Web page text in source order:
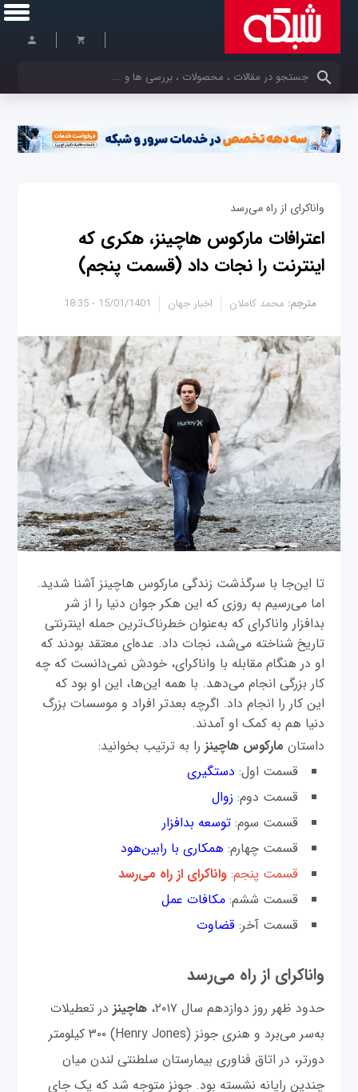
کلمات کلیدی خود را وارد کنید
واناکرای از راه می‌رسد
اعترافات مارکوس هاچینز، هکری که
اینترنت را نجات داد (قسمت پنجم)
15/01/1401 - 18:35 مترجم: محمد کاملان اخبار جهان
تا این‌جا با سرگذشت زندگی مارکوس هاچینز آشنا شدید.
اما می‌رسیم به روزی که این هکر جوان دنیا را از شر
بدافزار واناکرای که به‌عنوان خطرناک‌ترین حمله اینترنتی
تاریخ شناخته می‌شد، نجات داد. عده‌ای معتقد بودند که
او در هنگام مقابله با واناکرای، خودش نمی‌دانست که چه
کار بزرگی انجام می‌دهد. با همه این‌ها، این او بود که
این کار را انجام داد. اگرچه بعدتر افراد و موسسات بزرگ
دنیا هم به کمک او آمدند.
داستان مارکوس هاچینز را به ترتیب بخوانید:
قسمت اول: دستگیری
قسمت دوم: زوال
قسمت سوم: توسعه بدافزار
قسمت چهارم: همکاری با رابین‌هود
قسمت پنجم:واناکرای از راه می‌رسد
قسمت ششم:مکافات عمل
قسمت آخر: قضاوت
واناکرای از راه می‌رسد
حدود ظهر روز دوازدهم سال ۲۰۱۷، هاچینز در تعطیلات
به‌‌سر می‌برد و هنری جونز (Henry Jones) ۳۰۰ کیلومتر
دورتر، در اتاق فناوری بیمارستان سلطنتی لندن میان
چندین رایانه نشسته بود. جونز متوجه شد که یک جای